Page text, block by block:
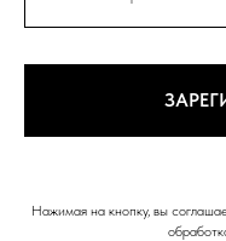
Нажимая на кнопку, вы